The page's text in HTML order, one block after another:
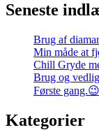
Seneste
Brug af
Min måde at
Chill Gryde
Brug og
Første
Kategorier